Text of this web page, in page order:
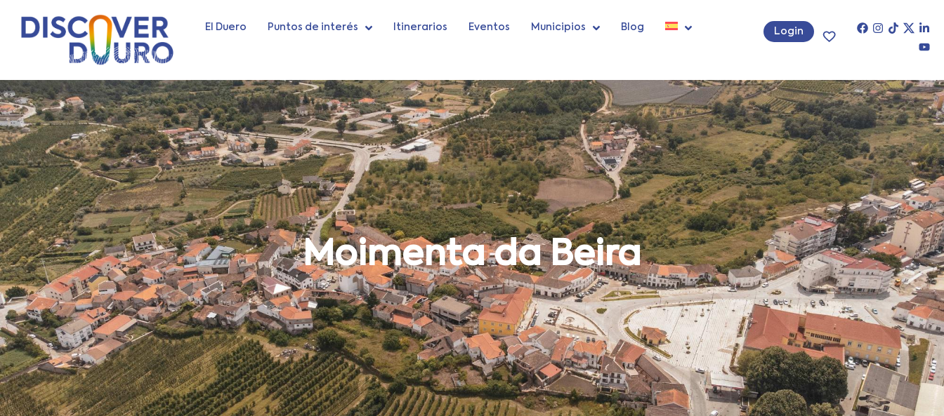
El Duero Puntos de interés Itinerarios Eventos Municipios Blog Login
Moimenta da Beira